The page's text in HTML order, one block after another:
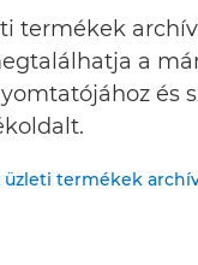
termékek
a
és
üzleti termékek